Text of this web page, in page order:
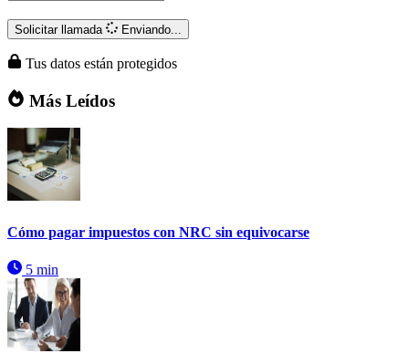
Solicitar llamada Enviando...
Tus datos están protegidos
Más Leídos
Cómo pagar impuestos con NRC sin equivocarse
5 min